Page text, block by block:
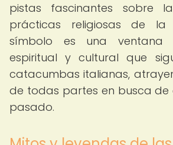
pistas fascinantes sobre
prácticas religiosas de la
símbolo es una
espiritual y cultural que
catacumbas italianas,
de todas partes en busca de
pasado.